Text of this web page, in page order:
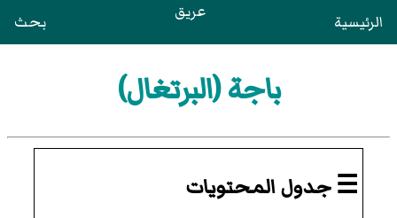
الرئيسية عريق بحث
باجة (البرتغال)
☰ جدول المحتويات